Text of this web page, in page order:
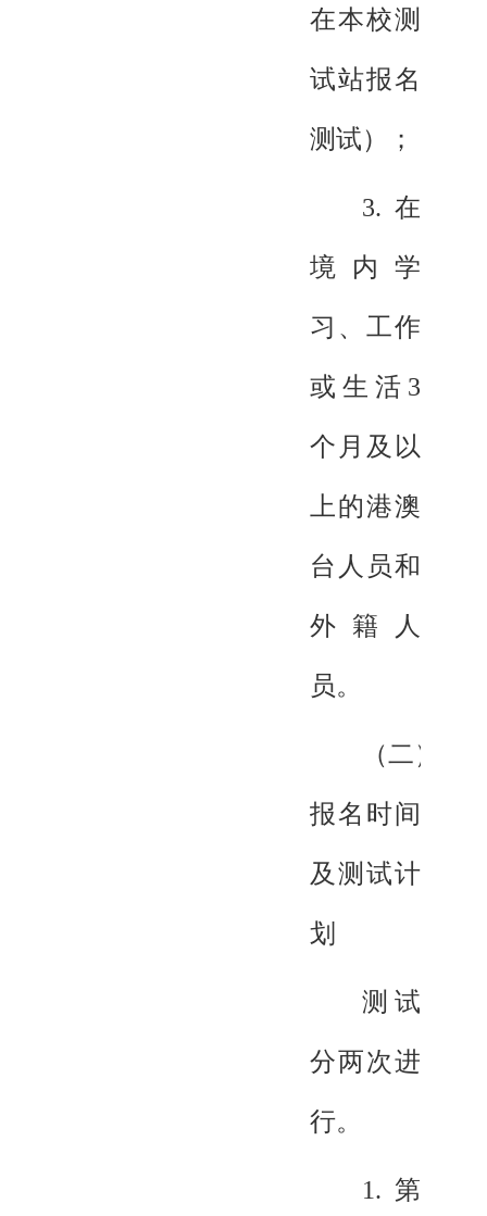
在本校测
试站报名
测试）；
3.在
境内学
习、工作
或生活3
个月及以
上的港澳
台人员和
外籍人
员。
（二）
报名时间
及测试计
划
测试
分两次进
行。
1.第